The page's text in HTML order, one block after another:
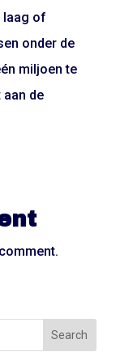
laag of
onder de
miljoen te
de